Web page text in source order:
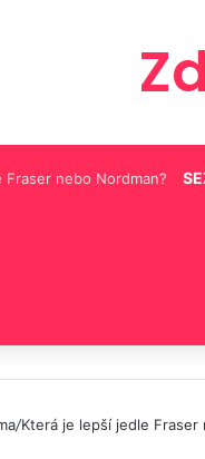
Fraser nebo Nordman?
/Která je lepší jedle Fraser